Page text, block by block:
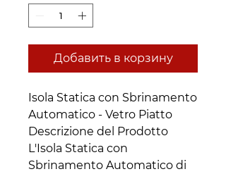
Добавить в корзину
Isola Statica con Sbrinamento
Automatico - Vetro Piatto
Descrizione del Prodotto
L'Isola Statica con
Sbrinamento Automatico di